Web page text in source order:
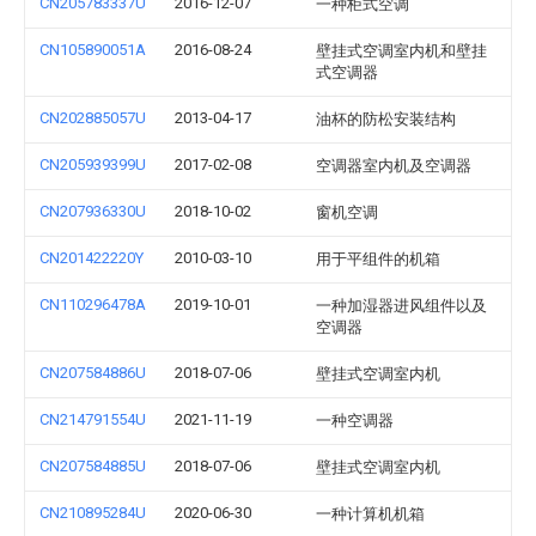
一种柜式空调
CN105890051A 2016-08-24
壁挂式空调室内机和壁挂
式空调器
CN202885057U 2013-04-17 油杯的防松安装结构
CN205939399U 2017-02-08 空调器室内机及空调器
CN207936330U 2018-10-02 窗机空调
CN201422220Y 2010-03-10 用于平组件的机箱
CN110296478A 2019-10-01
一种加湿器进风组件以及
空调器
CN207584886U 2018-07-06 壁挂式空调室内机
CN214791554U 2021-11-19 一种空调器
CN207584885U 2018-07-06 壁挂式空调室内机
CN210895284U 2020-06-30 一种计算机机箱